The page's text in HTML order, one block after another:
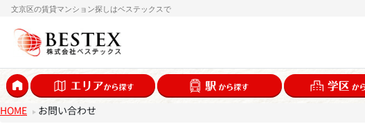
文京区の賃貸マンション探しはベステックスで
HOME お問い合わせ